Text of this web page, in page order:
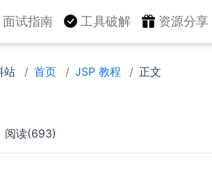
面试指南 工具破解 资源分享
站 首页 JSP 教程 正文
阅读(693)